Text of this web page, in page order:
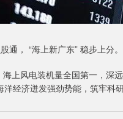
， “海上新广东” 稳步上分。
风电装机量全国第一，深远
经济迸发强劲势能，筑牢科